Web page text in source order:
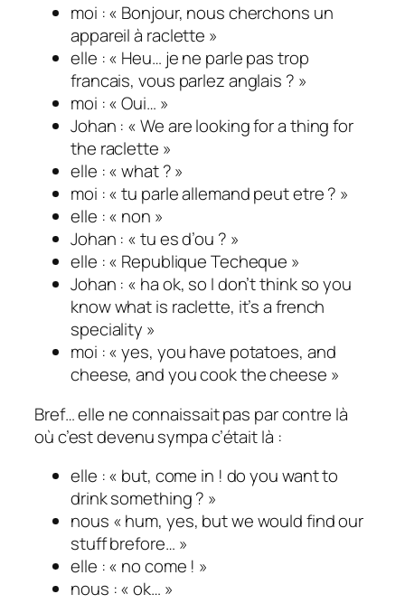
moi : « Bonjour, nous cherchons un
appareil à raclette »
elle : « Heu… je ne parle pas trop
francais, vous parlez anglais ? »
moi : « Oui… »
Johan : « We are looking for a thing for
the raclette »
elle : « what ? »
moi : « tu parle allemand peut etre ? »
elle : « non »
Johan : « tu es d’ou ? »
elle : « Republique Techeque »
Johan : « ha ok, so I don’t think so you
know what is raclette, it’s a french
speciality »
moi : « yes, you have potatoes, and
cheese, and you cook the cheese »
Bref… elle ne connaissait pas par contre là
où c’est devenu sympa c’était là :
elle : « but, come in ! do you want to
drink something ? »
nous « hum, yes, but we would find our
stuff brefore… »
elle : « no come ! »
nous : « ok… »